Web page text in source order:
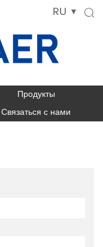
RU
Продукты
Связаться с нами